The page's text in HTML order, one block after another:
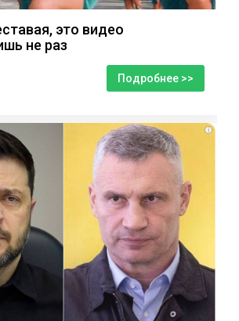
это видео
не раз
Подробнее >>
i